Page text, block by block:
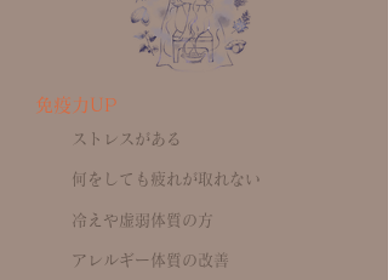
PMSの緩和に。生理が始まる1〜2週間前に
受けられるのをおすすめします。
免疫力UP
ストレスがある
​何をしても疲れが取れない
冷えや虚弱体質の方
アレルギー体質の改善